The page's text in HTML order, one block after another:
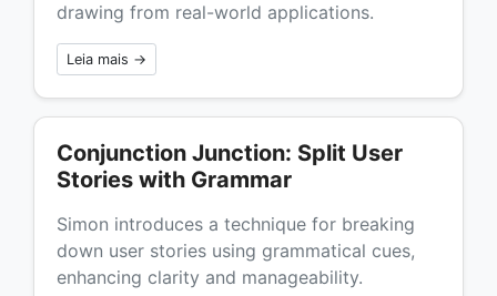
drawing from real-world applications.
Leia mais →
Conjunction Junction: Split User
Stories with Grammar
Simon introduces a technique for breaking
down user stories using grammatical cues,
enhancing clarity and manageability.